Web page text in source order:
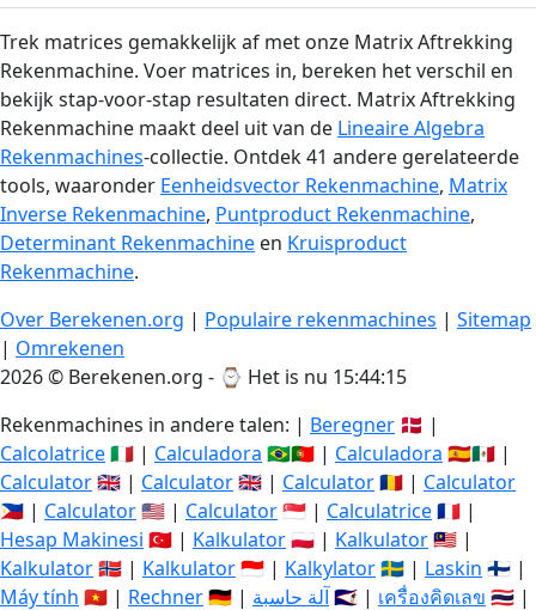
Trek matrices gemakkelijk af met onze Matrix Aftrekking
Rekenmachine. Voer matrices in, bereken het verschil en
bekijk stap-voor-stap resultaten direct. Matrix Aftrekking
Rekenmachine maakt deel uit van de Lineaire Algebra
Rekenmachines-collectie. Ontdek 41 andere gerelateerde
tools, waaronder Eenheidsvector Rekenmachine, Matrix
Inverse Rekenmachine, Puntproduct Rekenmachine,
Determinant Rekenmachine en Kruisproduct
Rekenmachine.
Over Berekenen.org | Populaire rekenmachines | Sitemap
| Omrekenen
2026 © Berekenen.org - ⌚ Het is nu 15:44:16
Rekenmachines in andere talen: | Beregner 🇩🇰 |
Calcolatrice🇮🇹 | Calculadora 🇧🇷🇵🇹 | Calculadora 🇪🇸🇲🇽 |
Calculator🇬🇧 | Calculator🇬🇧 | Calculator🇷🇴 | Calculator
🇵🇭 | Calculator🇺🇸 | Calculator🇸🇬 | Calculatrice🇫🇷 |
Hesap Makinesi 🇹🇷 | Kalkulator🇵🇱 | Kalkulator🇲🇾 |
Kalkulator🇳🇴 | Kalkulator🇮🇩 | Kalkylator🇸🇪 | Laskin 🇫🇮 |
Máy tính 🇻🇳 | Rechner🇩🇪 | آلة حاسبة🇸🇦 | เครื่องคิดเลข 🇹🇭 |